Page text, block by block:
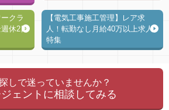
クラ
休2日
【電気工事施工管理】レア求
人！転勤なし月給40万以上求人
特集
しで迷っていませんか？
ェントに相談してみる